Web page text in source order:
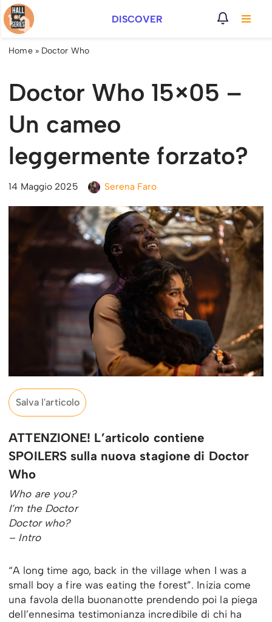
Vai
al
DISCOVER
Home» Doctor Who
Doctor Who 15×05 –
Un cameo
leggermente forzato?
14 Maggio 2025 Serena Faro
Salva l'articolo
ATTENZIONE! L’articolo contiene
SPOILERS sulla nuova stagione di Doctor
Who
Who are you?
I’m the Doctor
Doctor who?
– Intro
“A long time ago, back in the village when I was a
small boy a fire was eating the forest”. Inizia come
una favola della buonanotte prendendo poi la piega
dell’ennesima testimonianza incredibile di chi ha